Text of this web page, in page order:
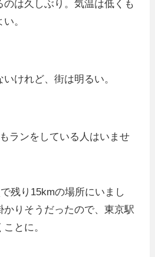
は久しぶり。気温は低くも
。
けれど、街は明るい。
ランをしている人はいませ
残り15kmの場所にいまし
かりそうだったので、東京駅
とに。